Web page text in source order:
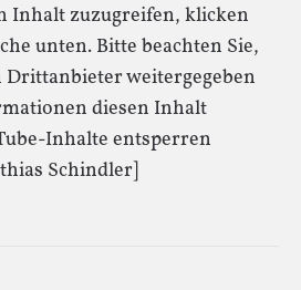
Inhalt zuzugreifen, klicken
unten. Bitte beachten Sie,
Drittanbieter weitergegeben
diesen Inhalt
Inhalte entsperren
Schindler]